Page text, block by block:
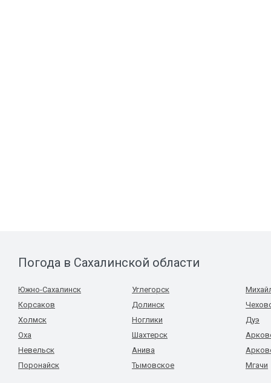
Погода в Сахалинской области
Южно-Сахалинск
Корсаков
Холмск
Оха
Невельск
Поронайск
Углегорск
Долинск
Ноглики
Шахтерск
Анива
Тымовское
Дуэ
Мгачи